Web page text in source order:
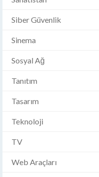
Siber Güvenlik
Sinema
Sosyal Ağ
Tanıtım
Tasarım
Teknoloji
TV
Web Araçları